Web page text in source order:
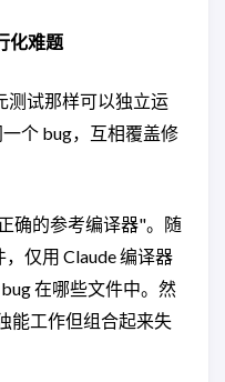
化难题
测试那样可以独立运
个 bug，互相覆盖修
确的参考编译器"。随
仅用 Claude 编译器
在哪些文件中。然
能工作但组合起来失